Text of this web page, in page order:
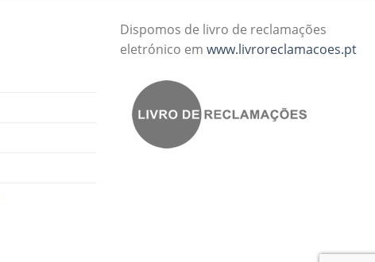
Dispomos de livro de reclamações
eletrónico em www.livroreclamacoes.pt